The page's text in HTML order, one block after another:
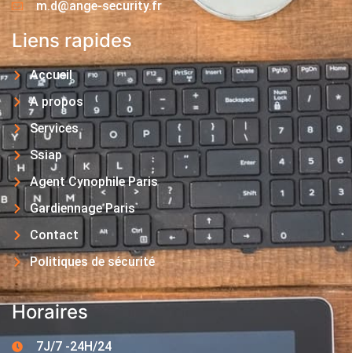
m.d@ange-security.fr
Liens rapides
Accueil
A propos
Services
Ssiap
Agent Cynophile Paris
Gardiennage Paris
Contact
Politiques de sécurité
Horaires
7J/7 -24H/24